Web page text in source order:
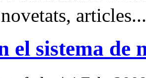
el sistema de